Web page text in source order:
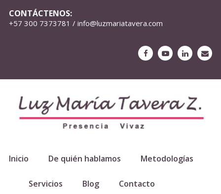
CONTÁCTENOS:
+57 300 7373781 / info@luzmariatavera.com
Inicio De quién hablamos Metodologías
Servicios Blog Contacto